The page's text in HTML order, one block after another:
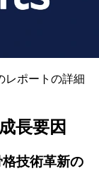
レポートの詳細
長要因
技術革新の